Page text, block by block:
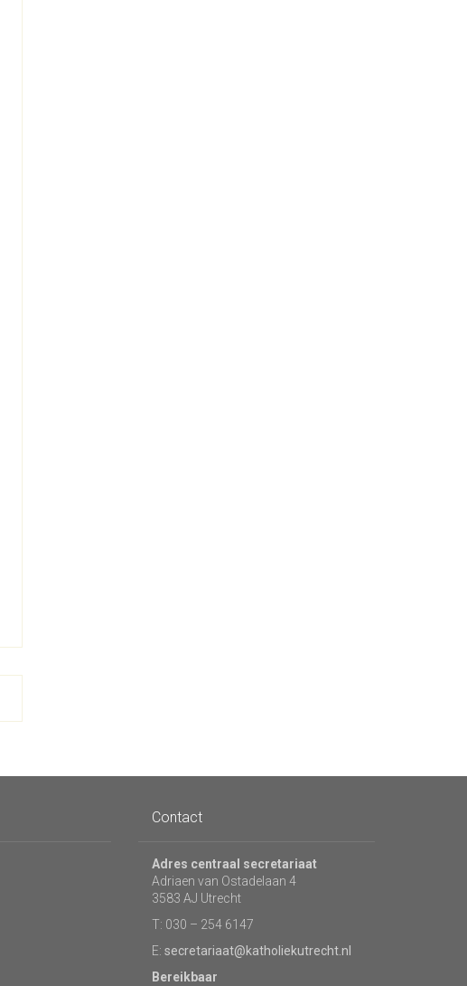
Contact
Adres centraal secretariaat
Adriaen van Ostadelaan 4
3583 AJ Utrecht
T: 030 – 254 6147
E: secretariaat@katholiekutrecht.nl
Bereikbaar